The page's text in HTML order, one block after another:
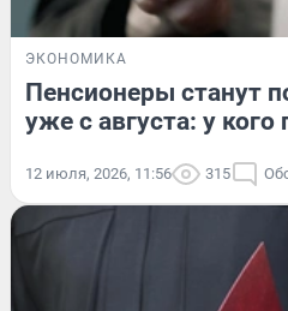
ЭКОНОМИКА
Пенсионеры станут
уже с августа: у кого
12 июля, 2026, 11:56 315